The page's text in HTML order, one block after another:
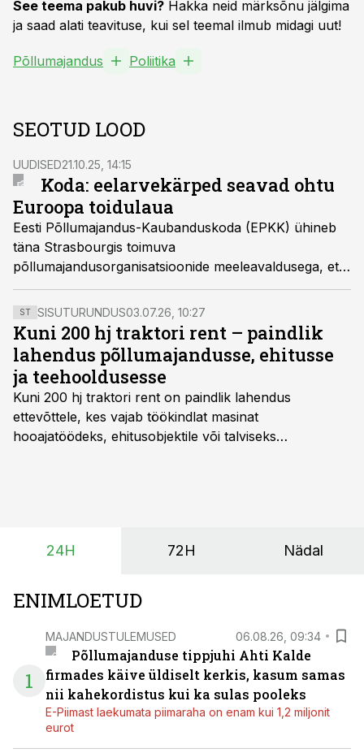
See teema pakub huvi? Hakka neid märksõnu jälgima
ja saad alati teavituse, kui sel teemal ilmub midagi uut!
Põllumajandus Poliitika
SEOTUD LOOD
UUDISED21.10.25, 14:15
Koda: eelarvekärped seavad ohtu
Euroopa toidulaua
Eesti Põllumajandus-Kaubanduskoda (EPKK) ühineb
täna Strasbourgis toimuva
põllumajandusorganisatsioonide meeleavaldusega, et
avaldada vastuseisu Euroopa Komisjoni plaanile
vähendada ühise põllumajanduspoliitika iseseisvust ja
rahastust.
ST SISUTURUNDUS03.07.26, 10:27
Kuni 200 hj traktori rent – paindlik
lahendus põllumajandusse, ehitusse
ja teehooldusesse
Kuni 200 hj traktori rent on paindlik lahendus
ettevõttele, kes vajab töökindlat masinat
hooajatöödeks, ehitusobjektile või talviseks
on suurim ning iga töötund on oluline.
24H 72H Nädal
ENIMLOETUD
1
MAJANDUSTULEMUSED 06.08.26, 09:34
Põllumajanduse tippjuhi Ahti Kalde
firmades käive üldiselt kerkis, kasum samas
nii kahekordistus kui ka sulas pooleks
E-Piimast laekumata piimaraha on enam kui 1,2 miljonit
eurot